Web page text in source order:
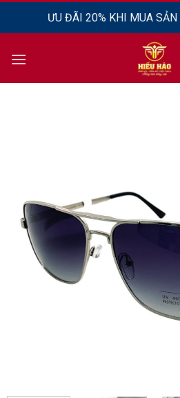
dung
ƯU ĐÃI 20% KHI MUA